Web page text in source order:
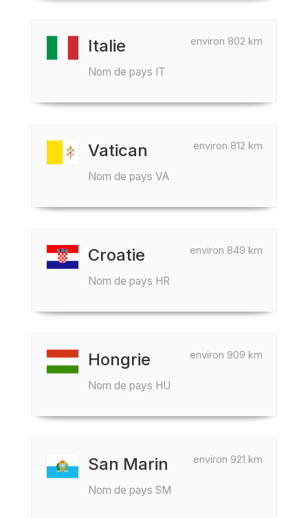
environ 802 km
Italie
Nom de pays IT
environ 812 km
Vatican
Nom de pays VA
environ 849 km
Croatie
Nom de pays HR
environ 909 km
Hongrie
Nom de pays HU
environ 921 km
San Marin
Nom de pays SM